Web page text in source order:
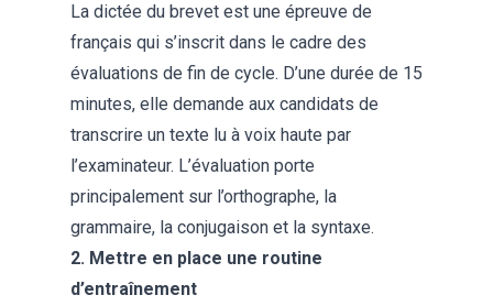
La dictée du brevet est une épreuve de
français qui s’inscrit dans le cadre des
évaluations de fin de cycle. D’une durée de 15
minutes, elle demande aux candidats de
transcrire un texte lu à voix haute par
l’examinateur. L’évaluation porte
principalement sur l’orthographe, la
grammaire, la conjugaison et la syntaxe.
2. Mettre en place une routine
d’entraînement